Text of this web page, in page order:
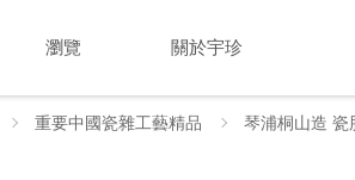
瀏覽 關於宇珍
重要中國瓷雜工藝精品 琴浦桐山造 瓷